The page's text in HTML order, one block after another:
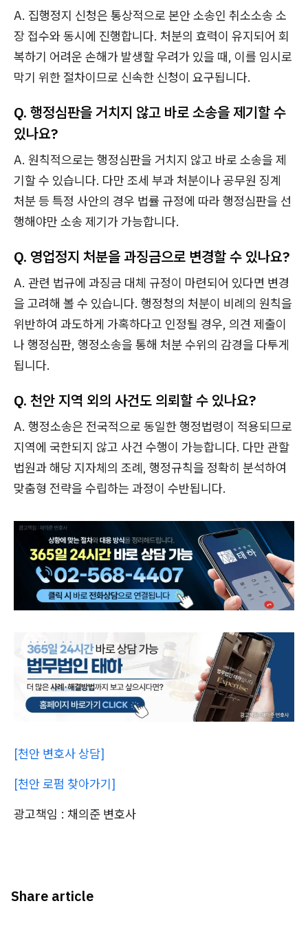
A. 집행정지 신청은 통상적으로 본안 소송인 취소소송 소
장 접수와 동시에 진행합니다. 처분의 효력이 유지되어 회
복하기 어려운 손해가 발생할 우려가 있을 때, 이를 임시로
막기 위한 절차이므로 신속한 신청이 요구됩니다.
Q. 행정심판을 거치지 않고 바로 소송을 제기할 수
있나요?
A. 원칙적으로는 행정심판을 거치지 않고 바로 소송을 제
기할 수 있습니다. 다만 조세 부과 처분이나 공무원 징계
처분 등 특정 사안의 경우 법률 규정에 따라 행정심판을 선
행해야만 소송 제기가 가능합니다.
Q. 영업정지 처분을 과징금으로 변경할 수 있나요?
A. 관련 법규에 과징금 대체 규정이 마련되어 있다면 변경
을 고려해 볼 수 있습니다. 행정청의 처분이 비례의 원칙을
위반하여 과도하게 가혹하다고 인정될 경우, 의견 제출이
나 행정심판, 행정소송을 통해 처분 수위의 감경을 다투게
됩니다.
Q. 천안 지역 외의 사건도 의뢰할 수 있나요?
A. 행정소송은 전국적으로 동일한 행정법령이 적용되므로
지역에 국한되지 않고 사건 수행이 가능합니다. 다만 관할
법원과 해당 지자체의 조례, 행정규칙을 정확히 분석하여
맞춤형 전략을 수립하는 과정이 수반됩니다.
[천안 변호사 상담]
[천안 로펌 찾아가기]
광고책임 : 채의준 변호사
Share article